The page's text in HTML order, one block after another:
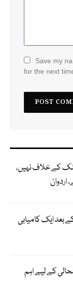
Save my
for the next
کے خلاف نہیں،
بعد ایک کامیابی
کے لیے اہم